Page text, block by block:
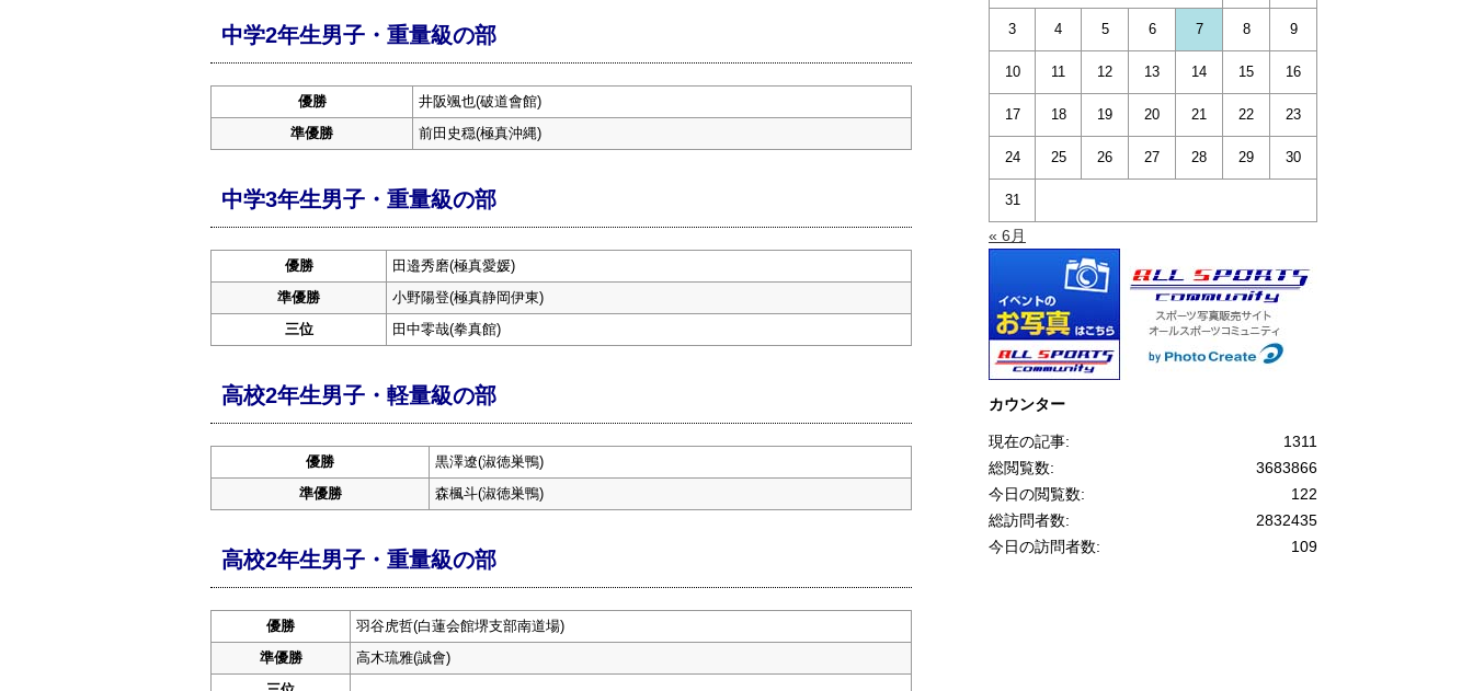
中学2年生男子・重量級の部
優勝
井阪颯也(破道會館)
準優勝
前田史穏(極真沖縄)
中学3年生男子・重量級の部
優勝
田邉秀磨(極真愛媛)
準優勝
小野陽登(極真静岡伊東)
三位
田中零哉(拳真館)
高校2年生男子・軽量級の部
優勝
黒澤遼(淑徳巣鴨)
準優勝
森楓斗(淑徳巣鴨)
高校2年生男子・重量級の部
優勝
羽谷虎哲(白蓮会館堺支部南道場)
準優勝
高木琉雅(誠會)
3 4 5 6 7 8 9
10 11 12 13 14 15 16
17 18 19 20 21 22 23
24 25 26 27 28 29 30
31
« 6月
カウンター
1311
現在の記事:
3683866
総閲覧数:
122
今日の閲覧数:
2832435
総訪問者数:
109
今日の訪問者数: